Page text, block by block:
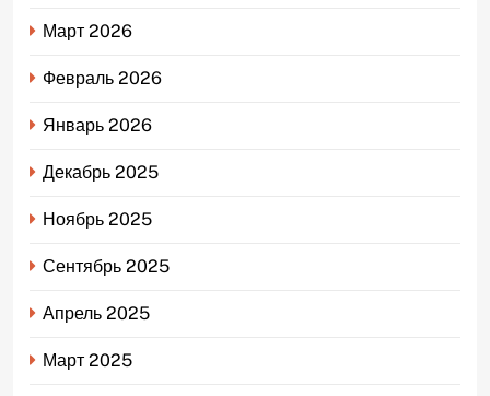
Март 2026
Февраль 2026
Январь 2026
Декабрь 2025
Ноябрь 2025
Сентябрь 2025
Апрель 2025
Март 2025